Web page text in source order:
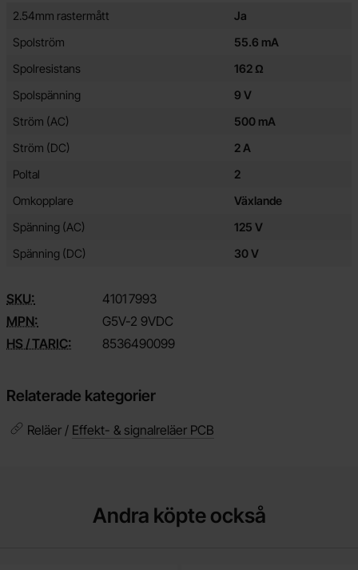
Egenskaper/attribut för denna produkt
Attribut Värde
2.54mm rastermått
Ja
Spolström
55.6 mA
Spolresistans
162 Ω
Spolspänning
9 V
Ström (AC)
500 mA
Ström (DC)
2 A
Poltal
2
Omkopplare
Växlande
Spänning (AC)
125 V
Spänning (DC)
30 V
SKU: 4101 7993
MPN:
G5V-2 9VDC
HS / TARIC:
8536490099
Relaterade kategorier
Reläer / Effekt- & signalreläer PCB
Andra köpte också